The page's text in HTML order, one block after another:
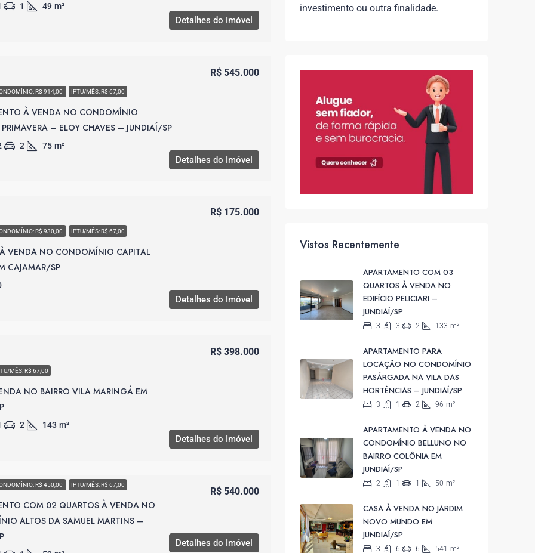
1 49 m²
Detalhes do Imóvel
R$ 914,00 IPTU/MÊS: R$ 67,00
À VENDA NO CONDOMÍNIO
– ELOY CHAVES – JUNDIAÍ/SP
R$ 545.000
2 75 m²
Detalhes do Imóvel
R$ 930,00 IPTU/MÊS: R$ 67,00
VENDA NO CONDOMÍNIO CAPITAL
CAJAMAR/SP
R$ 175.000
Detalhes do Imóvel
MÊS: R$ 67,00
NO BAIRRO VILA MARINGÁ EM
R$ 398.000
2 143 m²
Detalhes do Imóvel
R$ 450,00 IPTU/MÊS: R$ 67,00
COM 02 QUARTOS À VENDA NO
ALTOS DA SAMUEL MARTINS –
R$ 540.000
Detalhes do Imóvel
investimento ou outra finalidade.
Vistos Recentemente
APARTAMENTO COM 03
QUARTOS À VENDA NO
EDIFÍCIO PELICIARI –
JUNDIAÍ/SP
3 3 2 133 m²
APARTAMENTO PARA
LOCAÇÃO NO CONDOMÍNIO
PASÁRGADA NA VILA DAS
HORTÊNCIAS – JUNDIAÍ/SP
3 1 2 96 m²
APARTAMENTO À VENDA NO
CONDOMÍNIO BELLUNO NO
BAIRRO COLÔNIA EM
JUNDIAÍ/SP
2 1 1 50 m²
CASA À VENDA NO JARDIM
NOVO MUNDO EM
JUNDIAÍ/SP
3 6 6 541 m²